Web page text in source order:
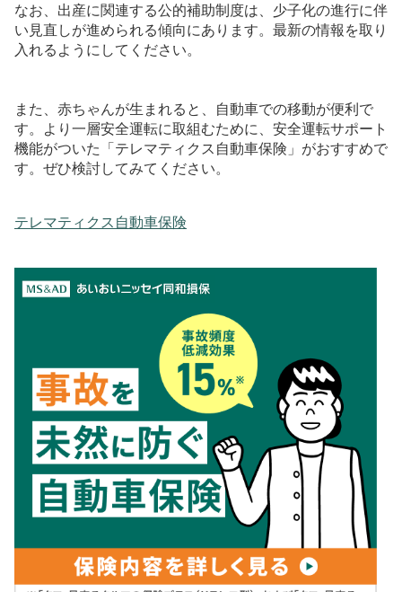
なお、出産に関連する公的補助制度は、少子化の進行に伴
い見直しが進められる傾向にあります。最新の情報を取り
入れるようにしてください。
また、赤ちゃんが生まれると、自動車での移動が便利で
す。より一層安全運転に取組むために、安全運転サポート
機能がついた「テレマティクス自動車保険」がおすすめで
す。ぜひ検討してみてください。
テレマティクス自動車保険